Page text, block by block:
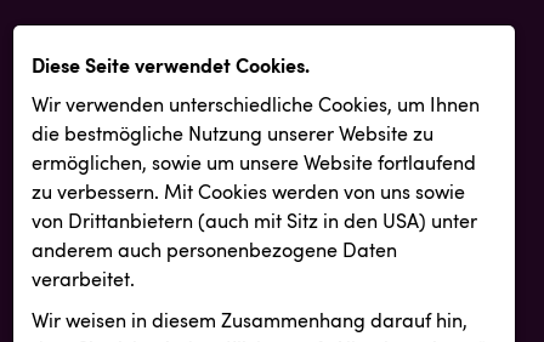
Diese Seite verwendet Cookies.
Wir verwenden unterschiedliche Cookies, um Ihnen
die best­mögliche Nutzung unserer Website zu
ermöglichen, sowie um unsere Website fortlaufend
zu verbessern. Mit Cookies werden von uns sowie
von Drittanbietern (auch mit Sitz in den USA) unter
anderem auch personenbezogene Daten
verarbeitet.
Wir weisen in diesem Zusammenhang darauf hin,